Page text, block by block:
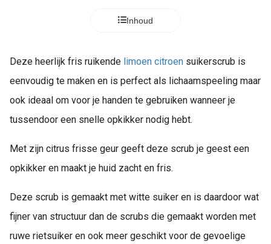
Inhoud
Deze heerlijk fris ruikende limoen citroen suikerscrub is
eenvoudig te maken en is perfect als lichaamspeeling maar
ook ideaal om voor je handen te gebruiken wanneer je
tussendoor een snelle opkikker nodig hebt.
Met zijn citrus frisse geur geeft deze scrub je geest een
opkikker en maakt je huid zacht en fris.
Deze scrub is gemaakt met witte suiker en is daardoor wat
fijner van structuur dan de scrubs die gemaakt worden met
ruwe rietsuiker en ook meer geschikt voor de gevoelige